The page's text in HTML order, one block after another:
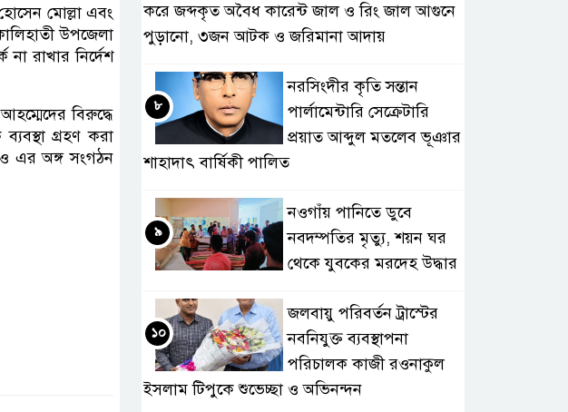
মোল্লা এবং
উপজেলা
রাখার নির্দেশ
বিরুদ্ধে
গ্রহণ করা
এর অঙ্গ সংগঠন
করে জব্দকৃত অবৈধ কারেন্ট জাল ও রিং জাল আগুনে
পুড়ানো, ৩জন আটক ও জরিমানা আদায়
নরসিংদীর কৃতি সন্তান
পার্লামেন্টারি সেক্রেটারি
প্রয়াত আব্দুল মতলেব ভূঞার
শাহাদাৎ বার্ষিকী পালিত
৮
নওগাঁয় পানিতে ডুবে
নবদম্পতির মৃত্যু, শয়ন ঘর
থেকে যুবকের মরদেহ উদ্ধার
৯
জলবায়ু পরিবর্তন ট্রাস্টের
নবনিযুক্ত ব্যবস্থাপনা
পরিচালক কাজী রওনাকুল
ইসলাম টিপুকে শুভেচ্ছা ও অভিনন্দন
১০